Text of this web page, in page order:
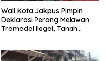
Wali Kota Jakpus Pimpin
Deklarasi Perang Melawan
Tramadol Ilegal, Tanah